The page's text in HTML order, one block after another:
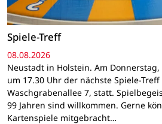
Spiele-Treff
08.08.2026
Neustadt in Holstein. Am
um 17.30 Uhr der nächste Spiele-
Waschgrabenallee 7, statt.
99 Jahren sind willkommen. Gerne
Kartenspiele mitgebracht…